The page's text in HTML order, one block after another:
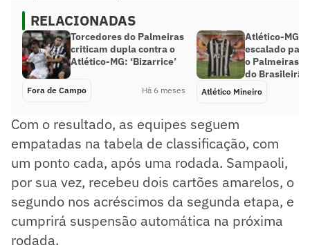
RELACIONADAS
Torcedores do Palmeiras
criticam dupla contra o
Atlético-MG: ‘Bizarrice’
Fora de Campo Há 6 meses
Atlético-MG
escalado
o Palmeiras
do Brasileirão
Atlético Mineiro
Com o resultado, as equipes seguem
empatadas na tabela de classificação, com
um ponto cada, após uma rodada. Sampaoli,
por sua vez, recebeu dois cartões amarelos, o
segundo nos acréscimos da segunda etapa, e
cumprirá suspensão automática na próxima
rodada.